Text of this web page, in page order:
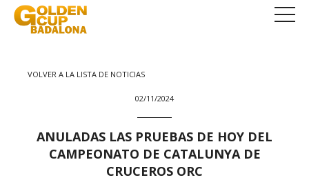
VOLVER A LA LISTA DE NOTICIAS
02/11/2024
ANULADAS LAS PRUEBAS DE HOY DEL
CAMPEONATO DE CATALUNYA DE
CRUCEROS ORC